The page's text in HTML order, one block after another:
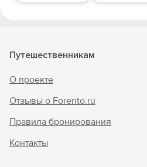
Путешественникам
О проекте
Отзывы о Forento.ru
Правила бронирования
Контакты